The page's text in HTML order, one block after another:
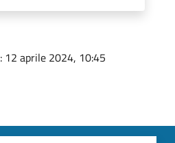
: 12 aprile 2024, 10:45